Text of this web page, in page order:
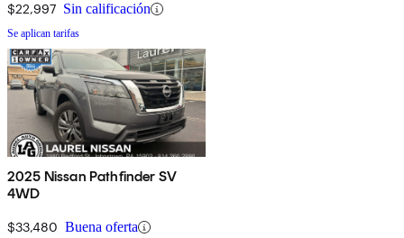
$22,997 Sin calificación
Se aplican tarifas
2025 Nissan Pathfinder SV
4WD
$33,480 Buena oferta